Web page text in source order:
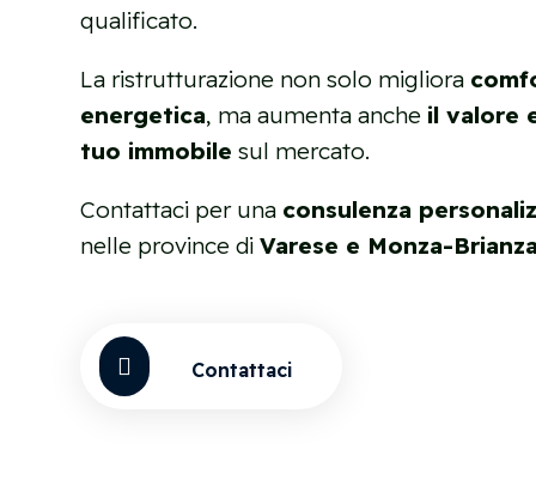
qualificato.
La ristrutturazione non solo migliora
energetica, ma aumenta anche il valore
tuo immobile sul mercato.
Contattaci per una consulenza
nelle province diVarese e Monza-
 Contattaci